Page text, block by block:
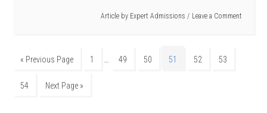
Article by Expert Admissions Leave a Comment
« Previous Page 1 … 49 50 51 52 53
54 Next Page »